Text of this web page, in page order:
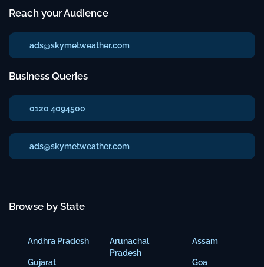
Reach your Audience
ads@skymetweather.com
Business Queries
0120 4094500
ads@skymetweather.com
Browse by State
Andhra Pradesh
Gujarat
Arunachal
Pradesh
Assam
Goa